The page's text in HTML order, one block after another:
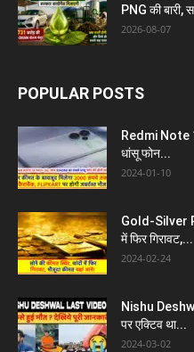
PNG की बारी,
2026-08-07
POPULAR POSTS
Redmi Note
धांसू फोन...
2024-01-10
Gold-Silver
में फिर गिरावट,...
2024-02-24
Nishu
पर एक्टिव था...
2024-03-02